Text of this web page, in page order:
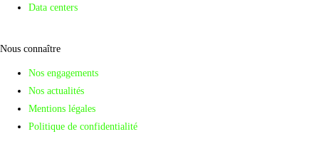
Data centers
Nous connaître
Nos engagements
Nos actualités
Mentions légales
Politique de confidentialité